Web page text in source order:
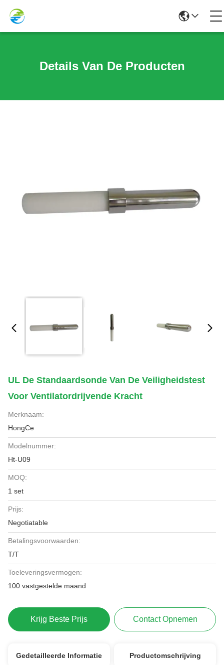
Details Van De Producten
UL De Standaardsonde Van De Veiligheidstest
Voor Ventilatordrijvende Kracht
Merknaam:
HongCe
Modelnummer:
Ht-U09
MOQ:
1 set
Prijs:
Negotiatable
Betalingsvoorwaarden:
T/T
Toeleveringsvermogen:
100 vastgestelde maand
Krijg Beste Prijs Contact Opnemen
Gedetailleerde Informatie Productomschrijving